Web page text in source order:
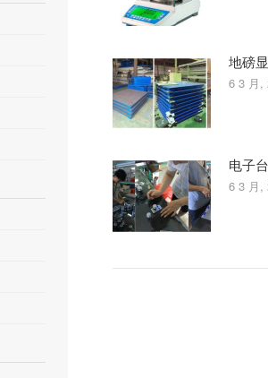
地磅
6 3 月,
电子
6 3 月,